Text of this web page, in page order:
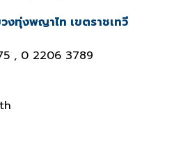
ทุ่งพญาไท เขตราชเทวี
, 0 2206 3789